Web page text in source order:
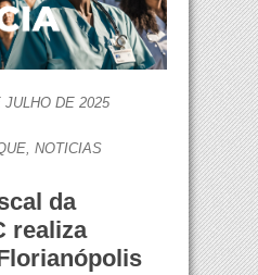
DE 2025
NOTICIAS
da
realiza